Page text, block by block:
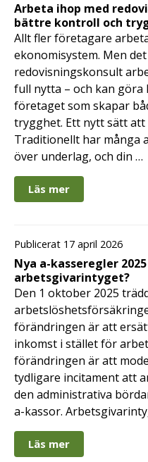
Arbeta ihop med
bättre kontroll och
Allt fler företagare
ekonomisystem. Men
redovisningskonsult
full nytta – och kan
företaget som skapar
trygghet. Ett nytt sätt
Traditionellt har många
över underlag, och din …
Läs mer
Publicerat 17 april 2026
Nya a-kasseregler
arbetsgivarintyget?
Den 1 oktober 2025
förändringen är att
inkomst i stället för
förändringen är att
tydligare incitament att
den administrativa
a-kassor.
Läs mer